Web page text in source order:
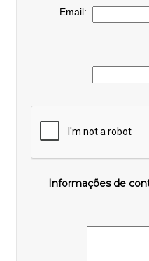
Email:
Informações de